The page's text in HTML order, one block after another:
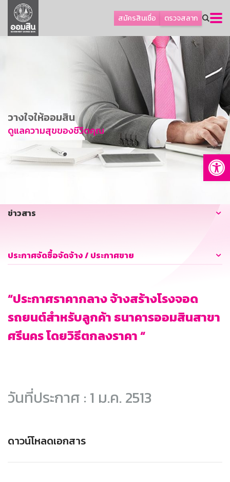
สมัครสินเชื่อ ตรวจสลาก
ลูกค้าธุรกิจ
ลูกค้าผู้ประกอบรายย่อย
การพัฒนาที่ยั่งยืน
ข่าวสาร
บริการทางการเงิน
อื่นๆ
วางใจให้ออมสิน
ดูแลความสุขของชีวิตคุณ
ข่าวสาร
ประกาศจัดซื้อจัดจ้าง / ประกาศขาย
“ประกาศราคากลาง จ้างสร้างโรงจอด
รถยนต์สำหรับลูกค้า ธนาคารออมสินสาขา
ศรีนคร โดยวิธีตกลงราคา “
วันที่ประกาศ : 1 ม.ค. 2513
ดาวน์โหลดเอกสาร